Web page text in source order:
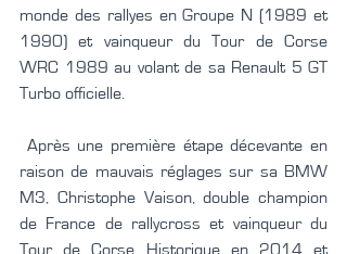
monde des rallyes en Groupe N (1989 et
1990) et vainqueur du Tour de Corse
WRC 1989 au volant de sa Renault 5 GT
Turbo officielle.
raison de mauvais réglages sur sa BMW
M3, Christophe Vaison, double champion
de France de rallycross et vainqueur du
Tour de Corse Historique en 2014 et